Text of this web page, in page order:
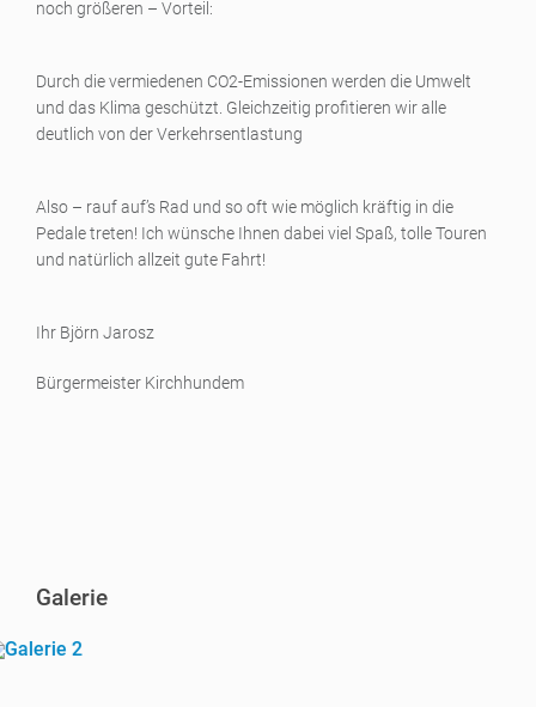
noch größeren – Vorteil:
Durch die vermiedenen CO2-Emissionen werden die Umwelt
und das Klima geschützt. Gleichzeitig profitieren wir alle
deutlich von der Verkehrsentlastung
Also – rauf auf’s Rad und so oft wie möglich kräftig in die
Pedale treten! Ich wünsche Ihnen dabei viel Spaß, tolle Touren
und natürlich allzeit gute Fahrt!
Ihr Björn Jarosz
Bürgermeister Kirchhundem
Galerie